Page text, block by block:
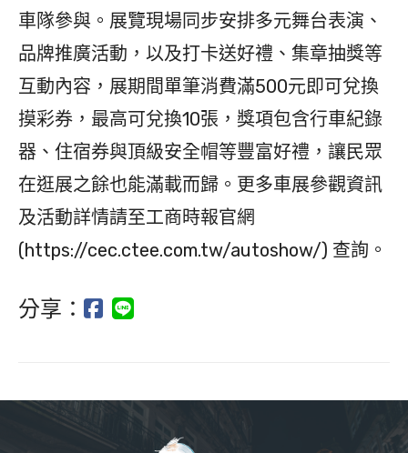
車隊參與。展覽現場同步安排多元舞台表演、
品牌推廣活動，以及打卡送好禮、集章抽獎等
互動內容，展期間單筆消費滿500元即可兌換
摸彩券，最高可兌換10張，獎項包含行車紀錄
器、住宿券與頂級安全帽等豐富好禮，讓民眾
在逛展之餘也能滿載而歸。更多車展參觀資訊
及活動詳情請至工商時報官網
(https://cec.ctee.com.tw/autoshow/) 查詢。
分享：